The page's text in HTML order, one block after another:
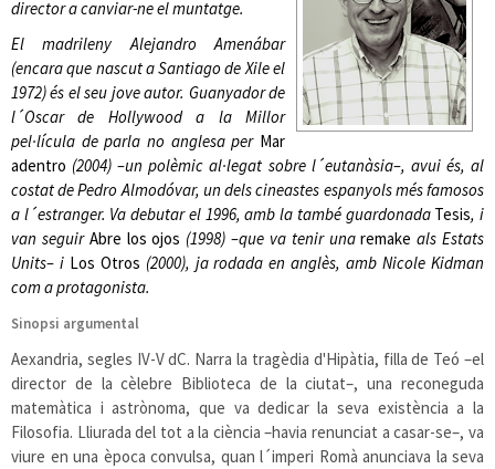
director a canviar-ne el muntatge.
El madrileny Alejandro Amenábar
(encara que nascut a Santiago de Xile el
1972) és el seu jove autor. Guanyador de
l´Oscar de Hollywood a la Millor
pel·lícula de parla no anglesa per Mar
adentro (2004) –un polèmic al·legat sobre l´eutanàsia–, avui és, al
costat de Pedro Almodóvar, un dels cineastes espanyols més famosos
a l´estranger. Va debutar el 1996, amb la també guardonada Tesis, i
van seguir Abre los ojos (1998) –que va tenir unaremake als Estats
Units– i Los Otros (2000), ja rodada en anglès, amb Nicole Kidman
com a protagonista.
Sinopsi argumental
Aexandria, segles IV-V dC. Narra la tragèdia d'Hipàtia, filla de Teó –el
director de la cèlebre Biblioteca de la ciutat–, una reconeguda
matemàtica i astrònoma, que va dedicar la seva existència a la
Filosofia. Lliurada del tot a la ciència –havia renunciat a casar-se–, va
viure en una època convulsa, quan l´imperi Romà anunciava la seva